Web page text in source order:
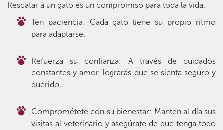
Rescatar a un gato es un compromiso para toda la vida.
Ten paciencia: Cada gato tiene su propio ritmo
para adaptarse.
Refuerza su confianza: A través de cuidados
constantes y amor, lograrás que se sienta seguro y
querido.
Comprométete con su bienestar: Mantén al día sus
visitas al veterinario y asegúrate de que tenga todo